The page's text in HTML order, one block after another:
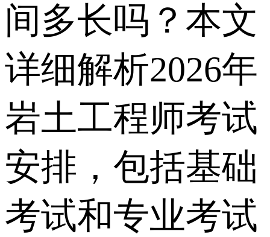
间多长吗？本文
详细解析2026年
岩土工程师考试
安排，包括基础
考试和专业考试